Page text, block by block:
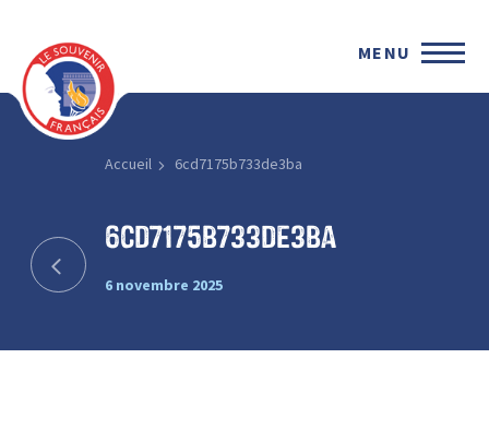
MENU
Accueil 6cd7175b733de3ba
6cd7175b733de3ba
6 novembre 2025